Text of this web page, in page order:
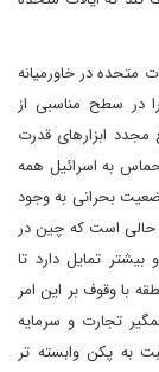
متحده در خاورمیانه
در سطح مناسبی از
مجدد ابزارهای قدرت
به اسرائیل همه
بحرانی به وجود
حالی است که چین در
تمایل دارد تا
با وقوف بر این امر
تجارت و سرمایه
به پکن وابسته تر